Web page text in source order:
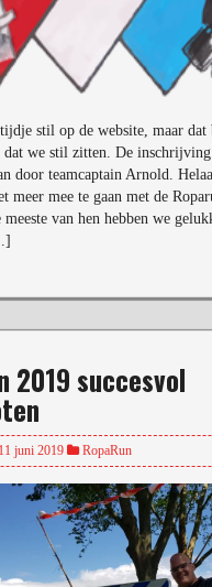
stil op de website, maar dat
we stil zitten. De
door teamcaptain Arnold.
meer mee te gaan met de
van hen hebben we
2019 succesvol
11 juni 2019 RopaRun